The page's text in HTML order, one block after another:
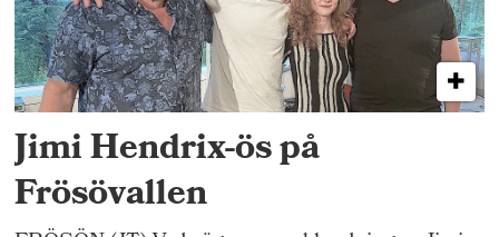
Jimi Hendrix-ös på
Frösövallen